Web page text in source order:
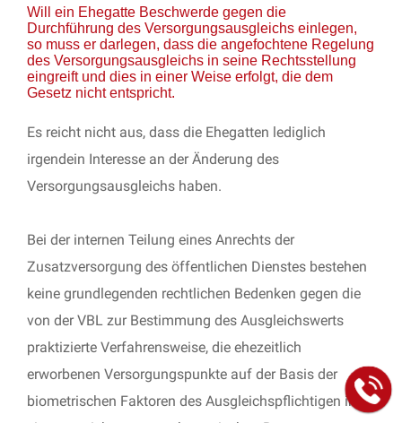
Will ein Ehegatte Beschwerde gegen die
Durchführung des Versorgungsausgleichs einlegen,
so muss er darlegen, dass die angefochtene Regelung
des Versorgungsausgleichs in seine Rechtsstellung
eingreift und dies in einer Weise erfolgt, die dem
Gesetz nicht entspricht.
Es reicht nicht aus, dass die Ehegatten lediglich
irgendein Interesse an der Änderung des
Versorgungsausgleichs haben.
Bei der internen Teilung eines Anrechts der
Zusatzversorgung des öffentlichen Dienstes bestehen
keine grundlegenden rechtlichen Bedenken gegen die
von der VBL zur Bestimmung des Ausgleichswerts
praktizierte Verfahrensweise, die ehezeitlich
erworbenen Versorgungspunkte auf der Basis der
biometrischen Faktoren des Ausgleichspflichtigen in